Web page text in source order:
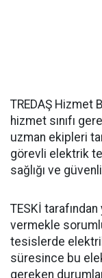
TREDAŞ Hizmet
hizmet sınıfı
uzman ekipleri
görevli elektrik
sağlığı ve
TESKİ tarafından
vermekle
tesislerde
süresince bu
gereken